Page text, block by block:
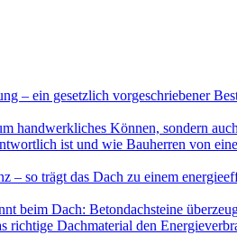
– ein gesetzlich vorgeschriebener
handwerkliches Können, sondern
ist und wie Bauherren von
– so trägt das Dach zu einem
beim Dach: Betondachsteine
richtige Dachmaterial den